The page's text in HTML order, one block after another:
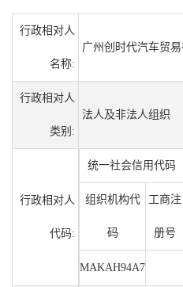
行政相对人
名称:
广州创时代汽车贸易
行政相对人
类别:
法人及非法人组织
行政相对人
代码:
统一社会信用代码
组织机构代
码
工商注
册号
MAKAH94A7